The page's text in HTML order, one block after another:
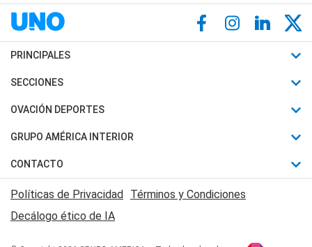
PRINCIPALES
Últimas Noticias
Política
Judiciales
Economia
SECCIONES
Horóscopo
Motores
Trucos caseros
Series y Películas
Edictos y Solicitadas
OVACIÓN DEPORTES
Fútbol
Mundial
Automovilismo
Rugby
GRUPO AMÉRICA INTERIOR
Canal 7 en Vivo
CONTACTO
Acerca de Nosotros
Contactanos
Políticas de Privacidad Términos y Condiciones
Decálogo ético de IA